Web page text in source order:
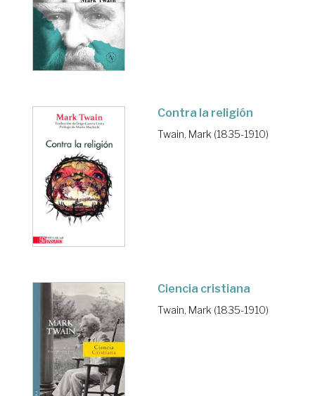
Contra la religión
Twain, Mark (1835-1910)
Ciencia cristiana
Twain, Mark (1835-1910)